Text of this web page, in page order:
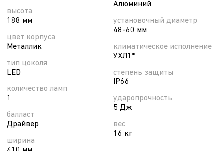
высота
188 мм
цвет корпуса
Металлик
тип цоколя
LED
количество ламп
1
балласт
Драйвер
ширина
Алюминий
установочный диаметр
48-60 мм
климатическое исполнение
УХЛ1*
степень защиты
IP66
ударопрочность
5 Дж
вес
16 кг